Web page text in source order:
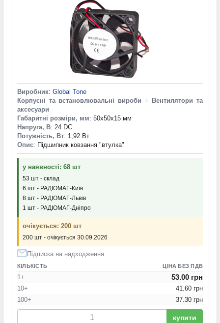
Виробник: Global Tone
Корпусні та встановлювальні вироби > Вентилятори та
аксесуари
Габаритні розміри, мм: 50x50x15 мм
Напруга, В: 24 DC
Потужність, Вт: 1,92 Вт
Опис: Підшипник ковзання "втулка"
у наявності: 68 шт
53 шт - склад
6 шт - РАДІОМАГ-Київ
8 шт - РАДІОМАГ-Львів
1 шт - РАДІОМАГ-Дніпро
очікується: 200 шт
200 шт - очікується 30.09.2026
Підписка на надходження
КІЛЬКІСТЬ ЦІНА БЕЗ ПДВ
1+ 53.00 грн
10+
41.60 грн
100+
37.30 грн
купити